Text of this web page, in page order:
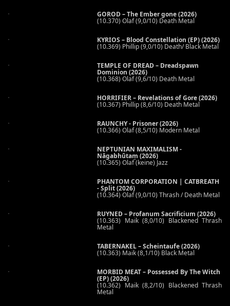
GOROD – The Ember gone (2026)
(10.370) Olaf (9,0/10) Death Metal
KYRIOS – Blood Constellation (EP) (2026)
(10.369) Phillip (9,0/10) Death/ Black Metal
TEMPLE OF DREAD – Dreadspawn
Dominion (2026)
(10.368) Olaf (9,6/10) Death Metal
HORRIFIER – Revelations of Gore (2026)
(10.367) Phillip (8,6/10) Death Metal
RAUNCHY - Prisoner (2026)
(10.366) Olaf (8,5/10) Modern Metal
NEPTUNIAN MAXIMALISM -
Nāgabhūtaṃ (2026)
(10.365) Olaf (keine) Jazz
PHANTOM CORPORATION | CATBREATH
- Split (2026)
(10.364) Olaf (9,0/10) Thrash / Death Metal
RUYNED – Profanum Sacrificium (2026)
(10.363) Maik (8,0/10) Blackened Thrash
Metal
TABERNAKEL – Scheintaufe (2026)
(10.363) Maik (8,1/10) Black Metal
MORBID MEAT – Possessed By The Witch
(EP) (2026)
(10.362) Maik (8,2/10) Blackened Thrash
Metal